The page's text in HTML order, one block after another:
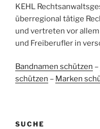
Bewertungen von
2
anderen Quellen
Blick aufs
KEHL
überregional tätige
und vertreten vor
und Freiberufler in
Bandnamen schützen –
schützen – Marken
SUCHE